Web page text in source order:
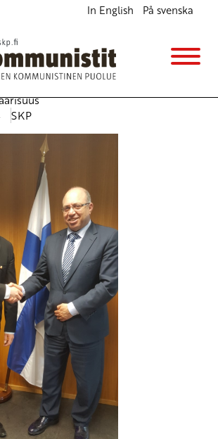
In English På svenska
nyt – palestiinalaisten
terveydentila kriittinen
, Mr Taissir A.M. Al Adjouri
SKP